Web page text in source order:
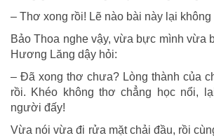
– Thơ xong rồi! Lẽ nào bài này lại không
Bảo Thoa nghe vậy, vừa bực mình vừa
Hương Lăng dậy hỏi:
– Đã xong thơ chưa? Lòng thành của
rồi. Khéo không thơ chẳng học nổi,
người đấy!
Vừa nói vừa đi rửa mặt chải đầu, rồi